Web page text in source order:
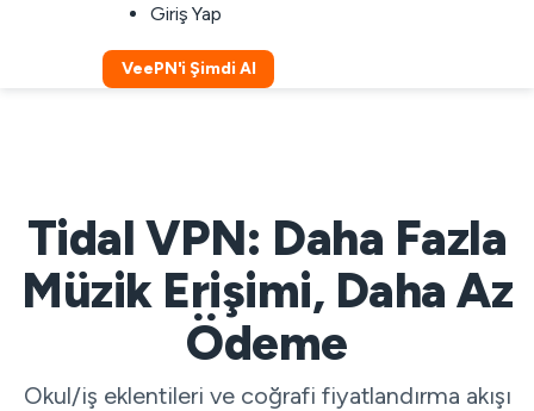
Giriş Yap
VeePN'i Şimdi Al
Tidal VPN: Daha Fazla
Müzik Erişimi, Daha Az
Ödeme
Okul/iş eklentileri ve coğrafi fiyatlandırma akışı